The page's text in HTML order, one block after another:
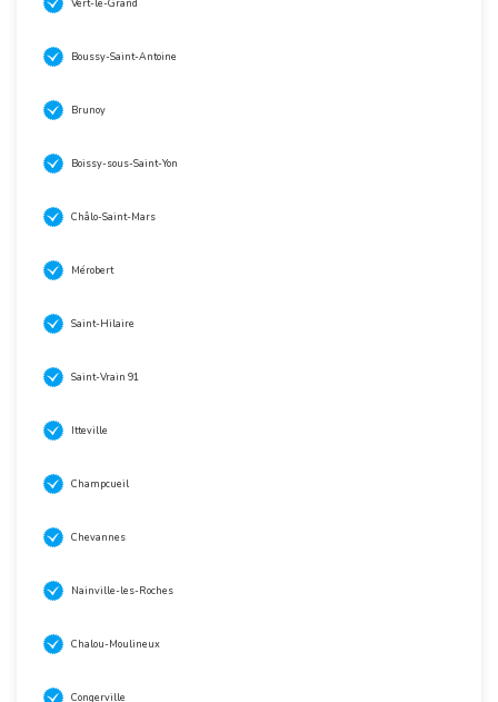
Vert-le-Grand
Boussy-Saint-Antoine
Brunoy
Boissy-sous-Saint-Yon
Châlo-Saint-Mars
Mérobert
Saint-Hilaire
Saint-Vrain 91
Itteville
Champcueil
Chevannes
Nainville-les-Roches
Chalou-Moulineux
Congerville